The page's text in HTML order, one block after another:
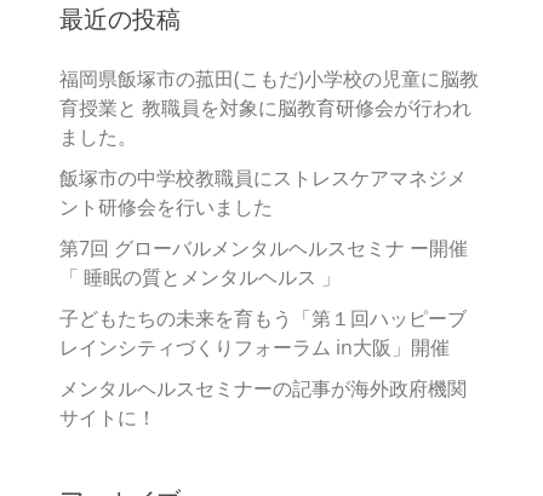
最近の投稿
福岡県飯塚市の菰田(こもだ)小学校の児童に脳教
育授業と 教職員を対象に脳教育研修会が行われ
ました。
飯塚市の中学校教職員にストレスケアマネジメ
ント研修会を行いました
第7回 グローバルメンタルヘルスセミナ ー開催
「 睡眠の質とメンタルヘルス 」
子どもたちの未来を育もう「第１回ハッピーブ
レインシティづくりフォーラム in大阪」開催
メンタルヘルスセミナーの記事が海外政府機関
サイトに！